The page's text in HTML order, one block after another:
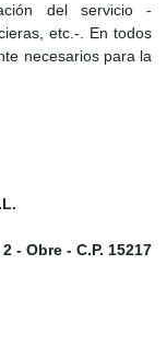
del servicio -
etc.-. En todos
necesarios para la
- Obre - C.P. 15217